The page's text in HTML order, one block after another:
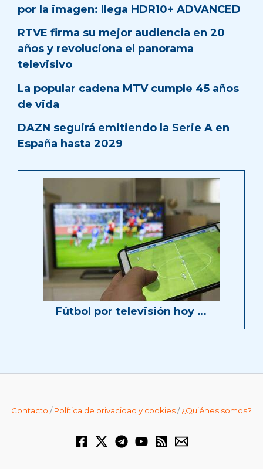
por la imagen: llega HDR10+ ADVANCED
RTVE firma su mejor audiencia en 20
años y revoluciona el panorama
televisivo
La popular cadena MTV cumple 45 años
de vida
DAZN seguirá emitiendo la Serie A en
España hasta 2029
Fútbol por televisión hoy …
Contacto /Política de privacidad y cookies/¿Quiénes somos?